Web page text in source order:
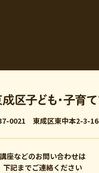
0021 東成区東中本2-3-16
講座などのお問い合わせは
下記までご連絡ください